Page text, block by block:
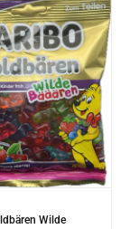
Wilde